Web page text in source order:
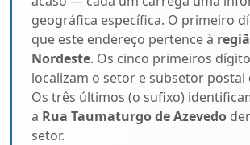
geográfica específica. O primeiro
que este endereço pertence à
Nordeste. Os cinco primeiros
localizam o setor e subsetor postal
Os três últimos (o sufixo)
a Rua Taumaturgo de Azevedo
setor.